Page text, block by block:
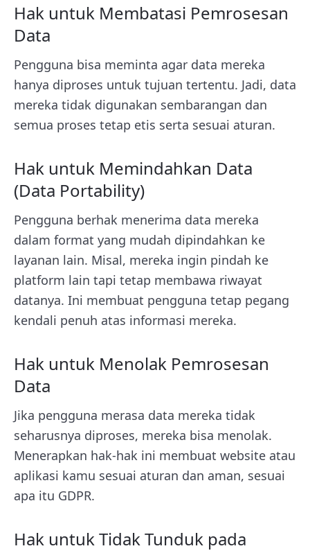
Hak untuk Membatasi Pemrosesan
Data
Pengguna bisa meminta agar data mereka
hanya diproses untuk tujuan tertentu. Jadi, data
mereka tidak digunakan sembarangan dan
semua proses tetap etis serta sesuai aturan.
Hak untuk Memindahkan Data
(Data Portability)
Pengguna berhak menerima data mereka
dalam format yang mudah dipindahkan ke
layanan lain. Misal, mereka ingin pindah ke
platform lain tapi tetap membawa riwayat
datanya. Ini membuat pengguna tetap pegang
kendali penuh atas informasi mereka.
Hak untuk Menolak Pemrosesan
Data
Jika pengguna merasa data mereka tidak
seharusnya diproses, mereka bisa menolak.
Menerapkan hak-hak ini membuat website atau
aplikasi kamu sesuai aturan dan aman, sesuai
apa itu GDPR.
Hak untuk Tidak Tunduk pada